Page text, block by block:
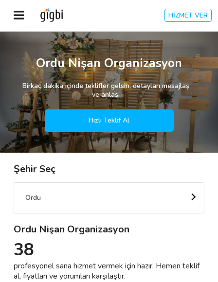
HİZMET VER
Anasayfa
Giriş Yap
Kayıt Ol
Kategoriler
🎈 Biz Kimiz?
🌟 Müşteri Değerlendirmeleri
Destek
İletişim
Ordu Nişan Organizasyon
Birkaç dakika içinde teklifler gelsin, detayları mesajlaş
ve anlaş.
Hızlı Teklif Al
Şehir Seç
Ordu
Ordu Nişan Organizasyon
38
profesyonel sana hizmet vermek için hazır. Hemen teklif
al, fiyatları ve yorumları karşılaştır.